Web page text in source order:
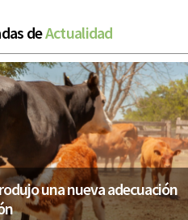
deActualidad
una nueva adecuación